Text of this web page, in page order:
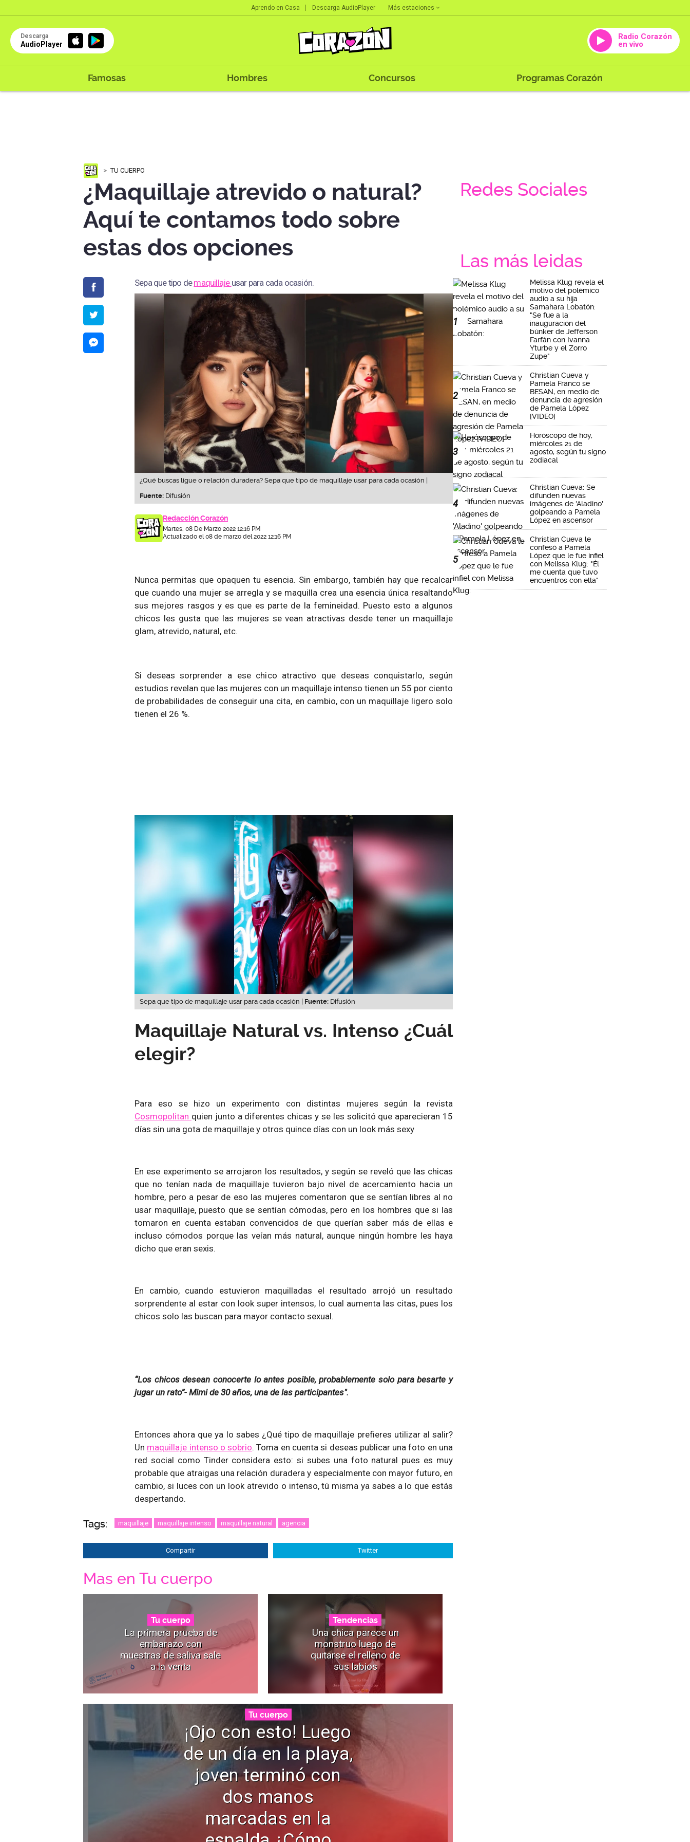
Aprendo en Casa Descarga AudioPlayer Más estaciones
Descarga
AudioPlayer
Radio Corazón
en vivo
Famosas Hombres Concursos Programas Corazón
TU CUERPO
¿Maquillaje atrevido o natural?
Aquí te contamos todo sobre
estas dos opciones
Sepa que tipo demaquillaje usar para cada ocasión.
¿Qué buscas ligue o relación duradera? Sepa que tipo de maquillaje usar para cada ocasión |
Fuente: Difusión
Redacción Corazón
Martes, 08 De Marzo 2022 12:16 PM
Actualizado el 08 de marzo del 2022 12:16 PM
Nunca permitas que opaquen tu esencia. Sin embargo, también hay que recalcar
que cuando una mujer se arregla y se maquilla crea una esencia única resaltando
sus mejores rasgos y es que es parte de la femineidad. Puesto esto a algunos
chicos les gusta que las mujeres se vean atractivas desde tener un maquillaje
glam, atrevido, natural, etc.
Si deseas sorprender a ese chico atractivo que deseas conquistarlo, según
estudios revelan que las mujeres con un maquillaje intenso tienen un 55 por ciento
de probabilidades de conseguir una cita, en cambio, con un maquillaje ligero solo
tienen el 26 %.
Sepa que tipo de maquillaje usar para cada ocasión | Fuente: Difusión
Maquillaje Natural vs. Intenso ¿Cuál
elegir?
Para eso se hizo un experimento con distintas mujeres según la revista
Cosmopolitan quien junto a diferentes chicas y se les solicitó que aparecieran 15
días sin una gota de maquillaje y otros quince días con un look más sexy
En ese experimento se arrojaron los resultados, y según se reveló que las chicas
que no tenían nada de maquillaje tuvieron bajo nivel de acercamiento hacia un
hombre, pero a pesar de eso las mujeres comentaron que se sentían libres al no
usar maquillaje, puesto que se sentían cómodas, pero en los hombres que si las
tomaron en cuenta estaban convencidos de que querían saber más de ellas e
incluso cómodos porque las veían más natural, aunque ningún hombre les haya
dicho que eran sexis.
En cambio, cuando estuvieron maquilladas el resultado arrojó un resultado
sorprendente al estar con look super intensos, lo cual aumenta las citas, pues los
chicos solo las buscan para mayor contacto sexual.
“Los chicos desean conocerte lo antes posible, probablemente solo para besarte y
jugar un rato”- Mimi de 30 años, una de las participantes".
Entonces ahora que ya lo sabes ¿Qué tipo de maquillaje prefieres utilizar al salir?
Un maquillaje intenso o sobrio. Toma en cuenta si deseas publicar una foto en una
red social como Tinder considera esto: si subes una foto natural pues es muy
probable que atraigas una relación duradera y especialmente con mayor futuro, en
cambio, si luces con un look atrevido o intenso, tú misma ya sabes a lo que estás
despertando.
Tags: maquillaje maquillaje intenso maquillaje natural agencia
Compartir Twitter
Mas en Tu cuerpo
Tu cuerpo
La primera prueba de
embarazo con
muestras de saliva sale
a la venta
Tendencias
Una chica parece un
monstruo luego de
quitarse el relleno de
sus labios
Tu cuerpo
¡Ojo con esto! Luego
de un día en la playa,
joven terminó con
dos manos
marcadas en la
Redes Sociales
Las más leidas
1
Melissa Klug revela el
motivo del polémico
audio a su hija
Samahara Lobatón:
"Se fue a la
inauguración del
búnker de Jefferson
Farfán con Ivanna
Yturbe y el Zorro
Zupe"
2
Christian Cueva y
Pamela Franco se
BESAN, en medio de
denuncia de agresión
de Pamela López
[VIDEO]
3
Horóscopo de hoy,
miércoles 21 de
agosto, según tu signo
zodiacal
4
Christian Cueva: Se
difunden nuevas
imágenes de 'Aladino'
golpeando a Pamela
López en ascensor
5
Christian Cueva le
confesó a Pamela
López que le fue infiel
con Melissa Klug: "Él
me cuenta que tuvo
encuentros con ella"